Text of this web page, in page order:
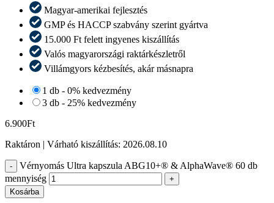
Magyar-amerikai fejlesztés
GMP és HACCP szabvány szerint gyártva
15.000 Ft felett ingyenes kiszállítás
Valós magyarországi raktárkészletről​
Villámgyors kézbesítés, akár másnapra​
1 db - 0% kedvezmény
3 db - 25% kedvezmény
6.900Ft
Raktáron | Várható kiszállítás: 2026.08.10
-
Vérnyomás Ultra kapszula ABG10+® & AlphaWave® 60 db
mennyiség
+
Kosárba